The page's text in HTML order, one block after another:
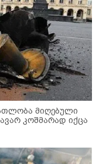
მიღებული
კოშმარად იქცა